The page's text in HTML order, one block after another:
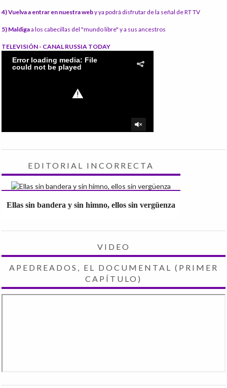
4) Vuelva a entrar en nuestra weby ya podrá disfrutar de la señal de RT TV
5) Maldigaa los cabecillas del "mundo libre" y a sus ancestros
TELEVISIÓN - CANAL RUSSIA TODAY
EDITORIAL INCORRECTA
Ellas sin bandera y sin himno, ellos sin vergüenza
VIDEO
APEDREADOS, EL DOCUMENTAL (PRIMER
CAPÍTULO)